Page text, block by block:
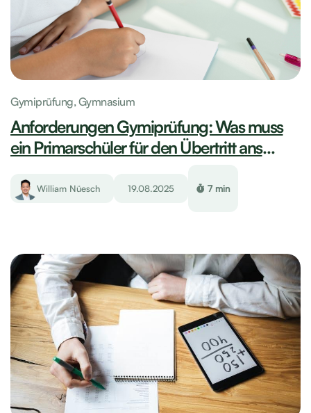
Gymiprüfung,Gymnasium
Anforderungen Gymiprüfung: Was muss
ein Primarschüler für den Übertritt ans
William Nüesch 19.08.2025 7 min